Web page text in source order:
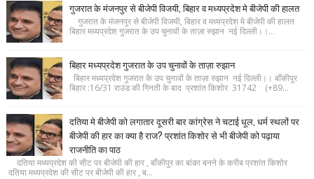
गुजरात के मंजनपुर से बीजेपी विजयी, बिहार व मध्यप्रदेश मे बीजेपी की हालत
गुजरात के मंजनपुर से बीजेपी विजयी, बिहार व मध्यप्रदेश मे बीजेपी की हालत
बिहार मध्यप्रदेश गुजरात के उप चुनावों के ताज़ा रुझान नई दिल्ली।।...
बिहार मध्यप्रदेश गुजरात के उप चुनावों के ताज़ा रुझान
बिहार मध्यप्रदेश गुजरात के उप चुनावों के ताज़ा रुझान नई दिल्ली।। बाँकीपुर
बिहार :16/31 राउंड की गिनती के बाद प्रशांत किशोर 31742 (+89...
दतिया मे बीजेपी को लगातार दूसरी बार कांग्रेस ने चटाई धूल, धर्म स्थलों पर
बीजेपी की हार का क्या है राज? प्रशांत किशोर से भी बीजेपी को पढ़ाया
राजनीति का पाठ
दतिया मध्यप्रदेश की सीट पर बीजेपी की हार , बाँकीपुर का बांका बनने के करीब प्रशांत किशोर
दतिया मध्यप्रदेश की सीट पर बीजेपी की हार , ब...